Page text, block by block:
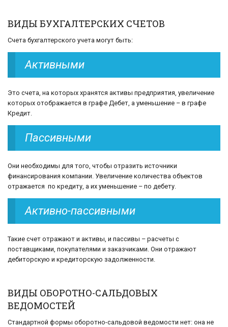
ВИДЫ БУХГАЛТЕРСКИХ СЧЕТОВ
Счета бухгалтерского учета могут быть:
Активными
Это счета, на которых хранятся активы предприятия, увеличение
которых отображается в графе Дебет, а уменьшение – в графе
Кредит.
Пассивными
Они необходимы для того, чтобы отразить источники
финансирования компании. Увеличение количества объектов
отражается по кредиту, а их уменьшение – по дебету.
Активно-пассивными
Такие счет отражают и активы, и пассивы – расчеты с
поставщиками, покупателями и заказчиками. Они отражают
дебиторскую и кредиторскую задолженности.
ВИДЫ ОБОРОТНО-САЛЬДОВЫХ
ВЕДОМОСТЕЙ
Стандартной формы оборотно-сальдовой ведомости нет: она не